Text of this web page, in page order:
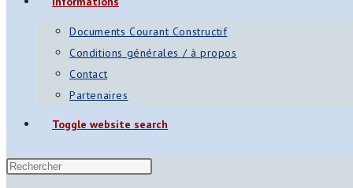
Documents Courant Constructif
Conditions générales / à propos
Contact
Partenaires
Toggle website search